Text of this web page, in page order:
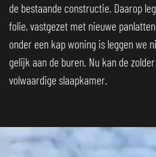
de bestaande constructie. Daarop
folie, vastgezet met nieuwe
onder een kap woning is leggen we
gelijk aan de buren. Nu kan de
volwaardige slaapkamer.